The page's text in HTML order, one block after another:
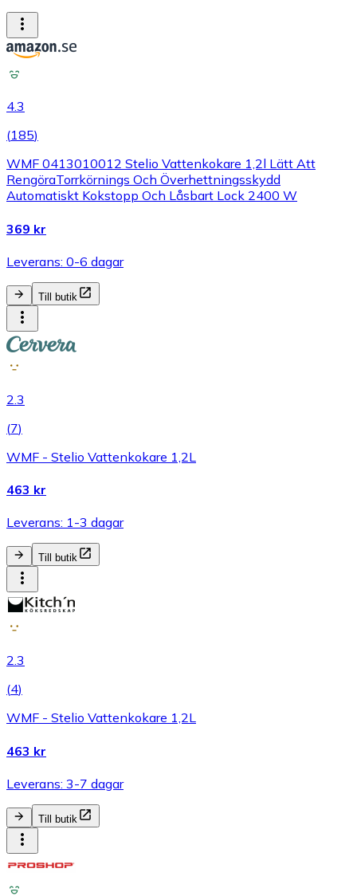
4.3
(185)
WMF 0413010012 Stelio Vattenkokare 1,2l Lätt Att
RengöraTorrkörnings Och Överhettningsskydd
Automatiskt Kokstopp Och Låsbart Lock 2400 W
369 kr
Leverans: 0-6 dagar
Till butik
2.3
(7)
WMF - Stelio Vattenkokare 1,2L
463 kr
Leverans: 1-3 dagar
Till butik
2.3
(4)
WMF - Stelio Vattenkokare 1,2L
463 kr
Leverans: 3-7 dagar
Till butik